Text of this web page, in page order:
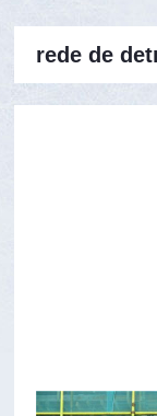
rede de